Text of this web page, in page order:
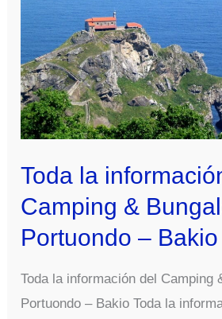
Toda la
Camping &
Portuondo – Bakio
Toda la información del Camping
Portuondo – Bakio Toda la